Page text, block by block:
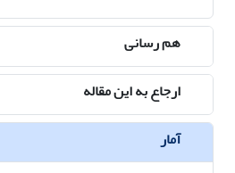
هم رسانی
ارجاع به این مقاله
آمار